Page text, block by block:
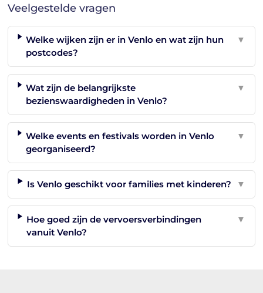
Veelgestelde vragen
Welke wijken zijn er in Venlo en wat zijn hun
postcodes?
▼
Wat zijn de belangrijkste
bezienswaardigheden in Venlo?
▼
Welke events en festivals worden in Venlo
georganiseerd?
▼
Is Venlo geschikt voor families met kinderen? ▼
Hoe goed zijn de vervoersverbindingen
vanuit Venlo?
▼